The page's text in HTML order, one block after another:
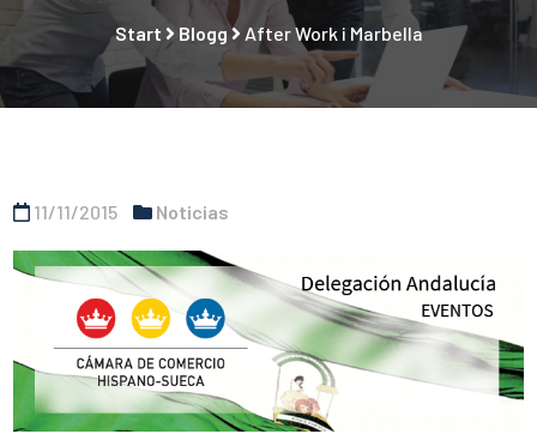
Start Blogg After Work i Marbella
11/11/2015 Noticias